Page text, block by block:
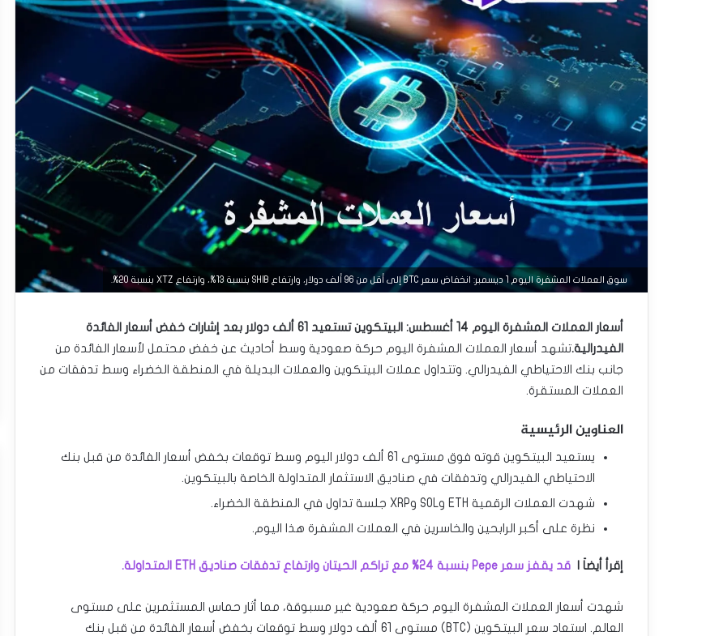
سوق العملات المشفرة اليوم 1 ديسمبر: انخفاض سعر BTC إلى أقل من 96 ألف دولار، وارتفاع SHIB بنسبة 13%، وارتفاع XTZ بنسبة 20%.
أسعار العملات المشفرة اليوم 14 أغسطس: البيتكوين تستعيد 61 ألف دولار بعد إشارات خفض أسعار الفائدة
الفيدرالية.تشهد أسعار العملات المشفرة اليوم حركة صعودية وسط أحاديث عن خفض محتمل لأسعار الفائدة من
جانب بنك الاحتياطي الفيدرالي. وتتداول عملات البيتكوين والعملات البديلة في المنطقة الخضراء وسط تدفقات من
العملات المستقرة.
العناوين الرئيسية
يستعيد البيتكوين قوته فوق مستوى 61 ألف دولار اليوم وسط توقعات بخفض أسعار الفائدة من قبل بنك
الاحتياطي الفيدرالي وتدفقات في صناديق الاستثمار المتداولة الخاصة بالبيتكوين.
شهدت العملات الرقمية ETH وSOL وXRP جلسة تداول في المنطقة الخضراء.
نظرة على أكبر الرابحين والخاسرين في العملات المشفرة هذا اليوم.
إقرأ أيضاَ | قد يقفز سعر Pepe بنسبة 24% مع تراكم الحيتان وارتفاع تدفقات صناديق ETH المتداولة.
شهدت أسعار العملات المشفرة اليوم حركة صعودية غير مسبوقة، مما أثار حماس المستثمرين على مستوى
العالم. استعاد سعر البيتكوين (BTC) مستوى 61 ألف دولار وسط توقعات بخفض أسعار الفائدة من قبل بنك